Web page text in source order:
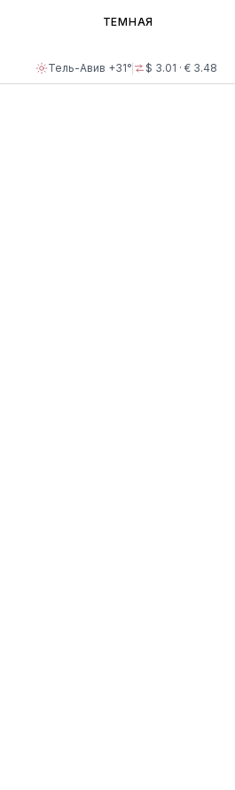
Тель-Авив +31° $ 3.01 · € 3.48
ТЕМНАЯ